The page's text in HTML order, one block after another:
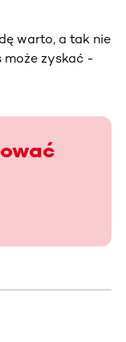
warto, a tak nie
zyskać -